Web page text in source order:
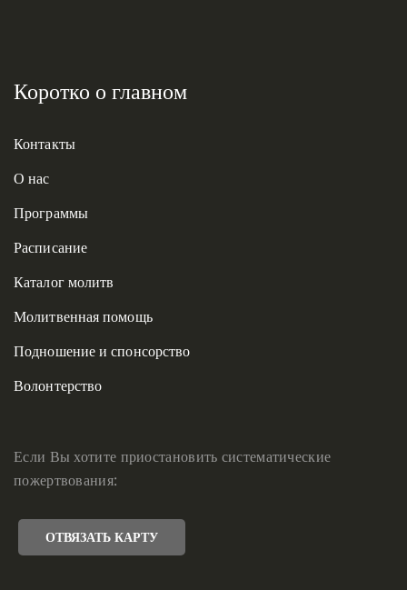
Коротко о главном
Контакты
О нас
Программы
Расписание
Каталог молитв
Молитвенная помощь
Подношение и спонсорство
Волонтерство
Если Вы хотите приостановить систематические
пожертвования:
ОТВЯЗАТЬ КАРТУ